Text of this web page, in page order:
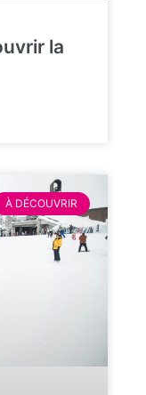
la
À DÉCOUVRIR